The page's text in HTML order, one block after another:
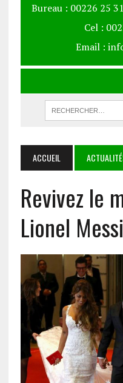
Bureau : 00226 25
Cel :
Email :
ACCUEIL
Revivez le
Lionel